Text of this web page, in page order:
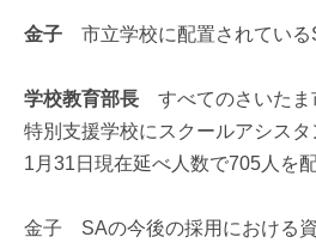
金子 市立学校に配置されている
学校教育部長 すべてのさいたま
特別支援学校にスクールアシスタ
1月31日現在延べ人数で705人を
金子 SAの今後の採用における